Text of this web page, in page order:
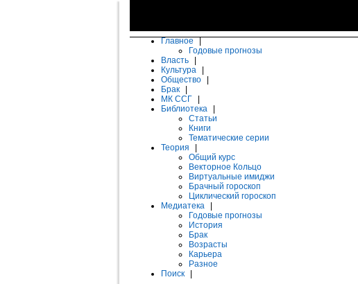
Главное
Годовые прогнозы
Власть
Культура
Общество
Брак
МК ССГ
Библиотека
Статьи
Книги
Тематические серии
Теория
Общий курс
Векторное Кольцо
Виртуальные имиджи
Брачный гороскоп
Циклический гороскоп
Медиатека
Годовые прогнозы
История
Брак
Возрасты
Карьера
Разное
Поиск